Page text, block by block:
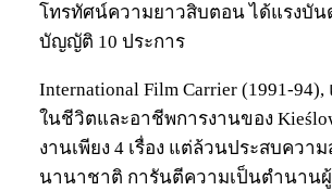
โทรทัศน์ความยาวสิบตอน ได้แรงบัน
บัญญัติ 10 ประการ
International Film Carrier (1991-
ในชีวิตและอาชีพการงานของ
งานเพียง 4 เรื่อง แต่ล้วนประสบควา
นานาชาติ การันตีความเป็นตำนาน